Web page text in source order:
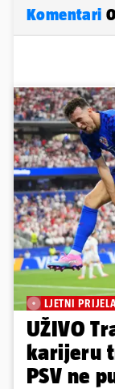
Komentari 0
LJETNI
UŽIVO
karijeru
PSV ne